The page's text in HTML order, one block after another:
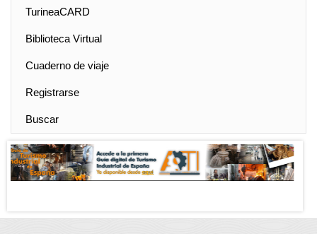
TurineaCARD
Biblioteca Virtual
Cuaderno de viaje
Registrarse
Buscar